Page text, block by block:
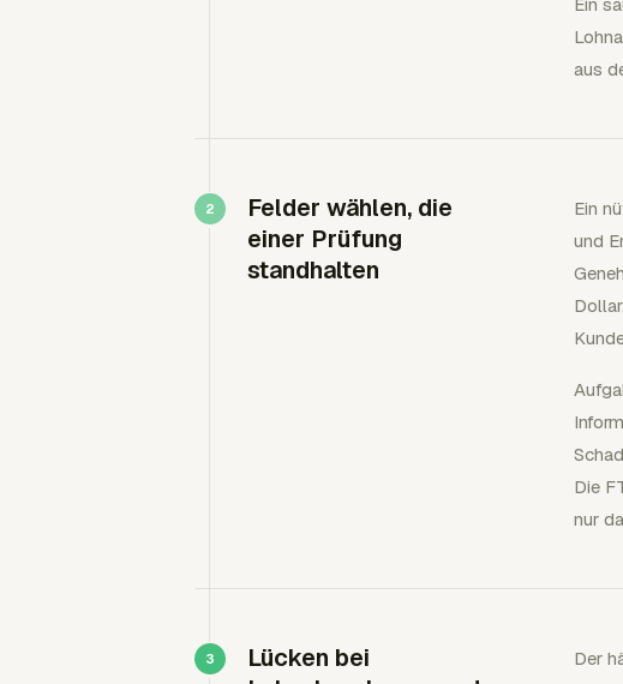
aus
Felder wählen, die
einer Prüfung
standhalten
Ein
und
Die
nur
Lücken bei
Der